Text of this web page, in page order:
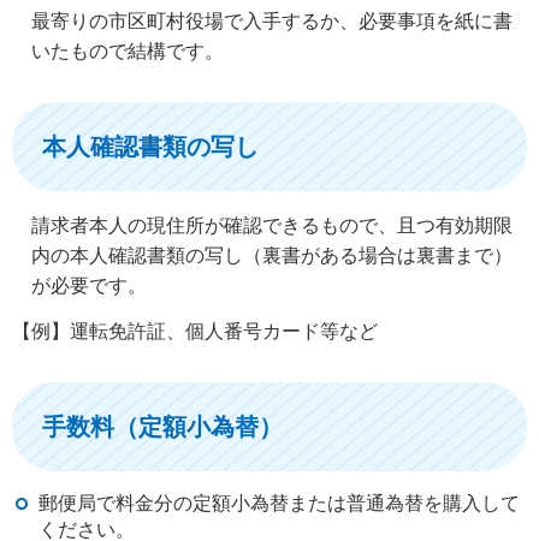
最寄りの市区町村役場で入手するか、必要事項を紙に書
いたもので結構です。
本人確認書類の写し
請求者本人の現住所が確認できるもので、且つ有効期限
内の本人確認書類の写し（裏書がある場合は裏書まで）
が必要です。
【例】運転免許証、個人番号カード等など
手数料（定額小為替）
郵便局で料金分の定額小為替または普通為替を購入して
ください。